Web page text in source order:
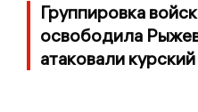
Группировка
освободила
атаковали